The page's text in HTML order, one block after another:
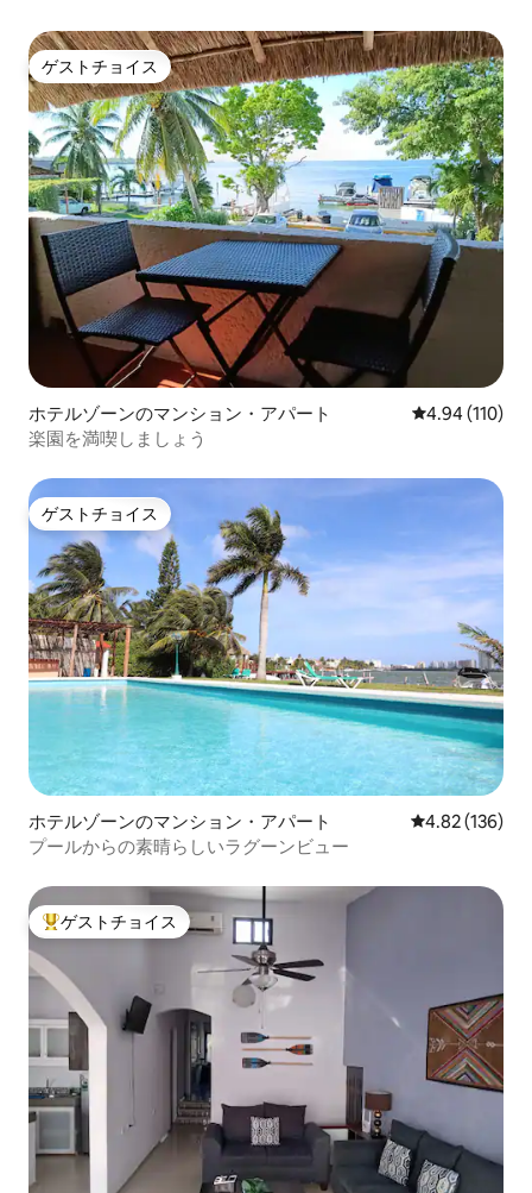
ゲストチョイス
ゲストチョイス
ホテルゾーンのマンション・アパート レビュー110
4.94 (110)
楽園を満喫しましょう
ゲストチョイス
ゲストチョイス
ホテルゾーンのマンション・アパート レビュー136
4.82 (136)
プールからの素晴らしいラグーンビュー
大好評のゲストチョイスです。
ゲストチョイス